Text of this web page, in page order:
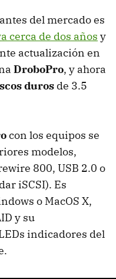
del mercado es
cerca de dos años y
actualización en
DroboPro, y ahora
duros de 3.5
con los equipos se
modelos,
800, USB 2.0 o
iSCSI). Es
o MacOS X,
y su
indicadores del